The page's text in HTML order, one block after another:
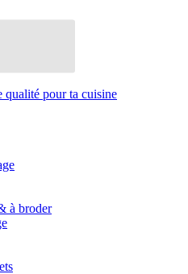
qualité pour ta cuisine
à broder